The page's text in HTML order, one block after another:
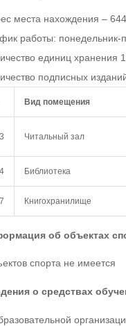
места нахождения –
работы:
единиц хранения
подписных
Вид помещения
Читальный зал
Библиотека
Книгохранилище
об объектах
спорта не имеется
о средствах